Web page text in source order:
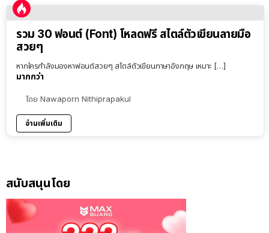
รวม 30 ฟอนต์ (Font) โหลดฟรี สไตล์ตัวเขียนลายมือ
สวยๆ
หากใครกำลังมองหาฟอนต์สวยๆ สไตล์ตัวเขียนภาษาอังกฤษ เหมาะ […]
มากกว่า
โดย Nawaporn Nithiprapakul
อ่านเพิ่มเติม
สนับสนุนโดย